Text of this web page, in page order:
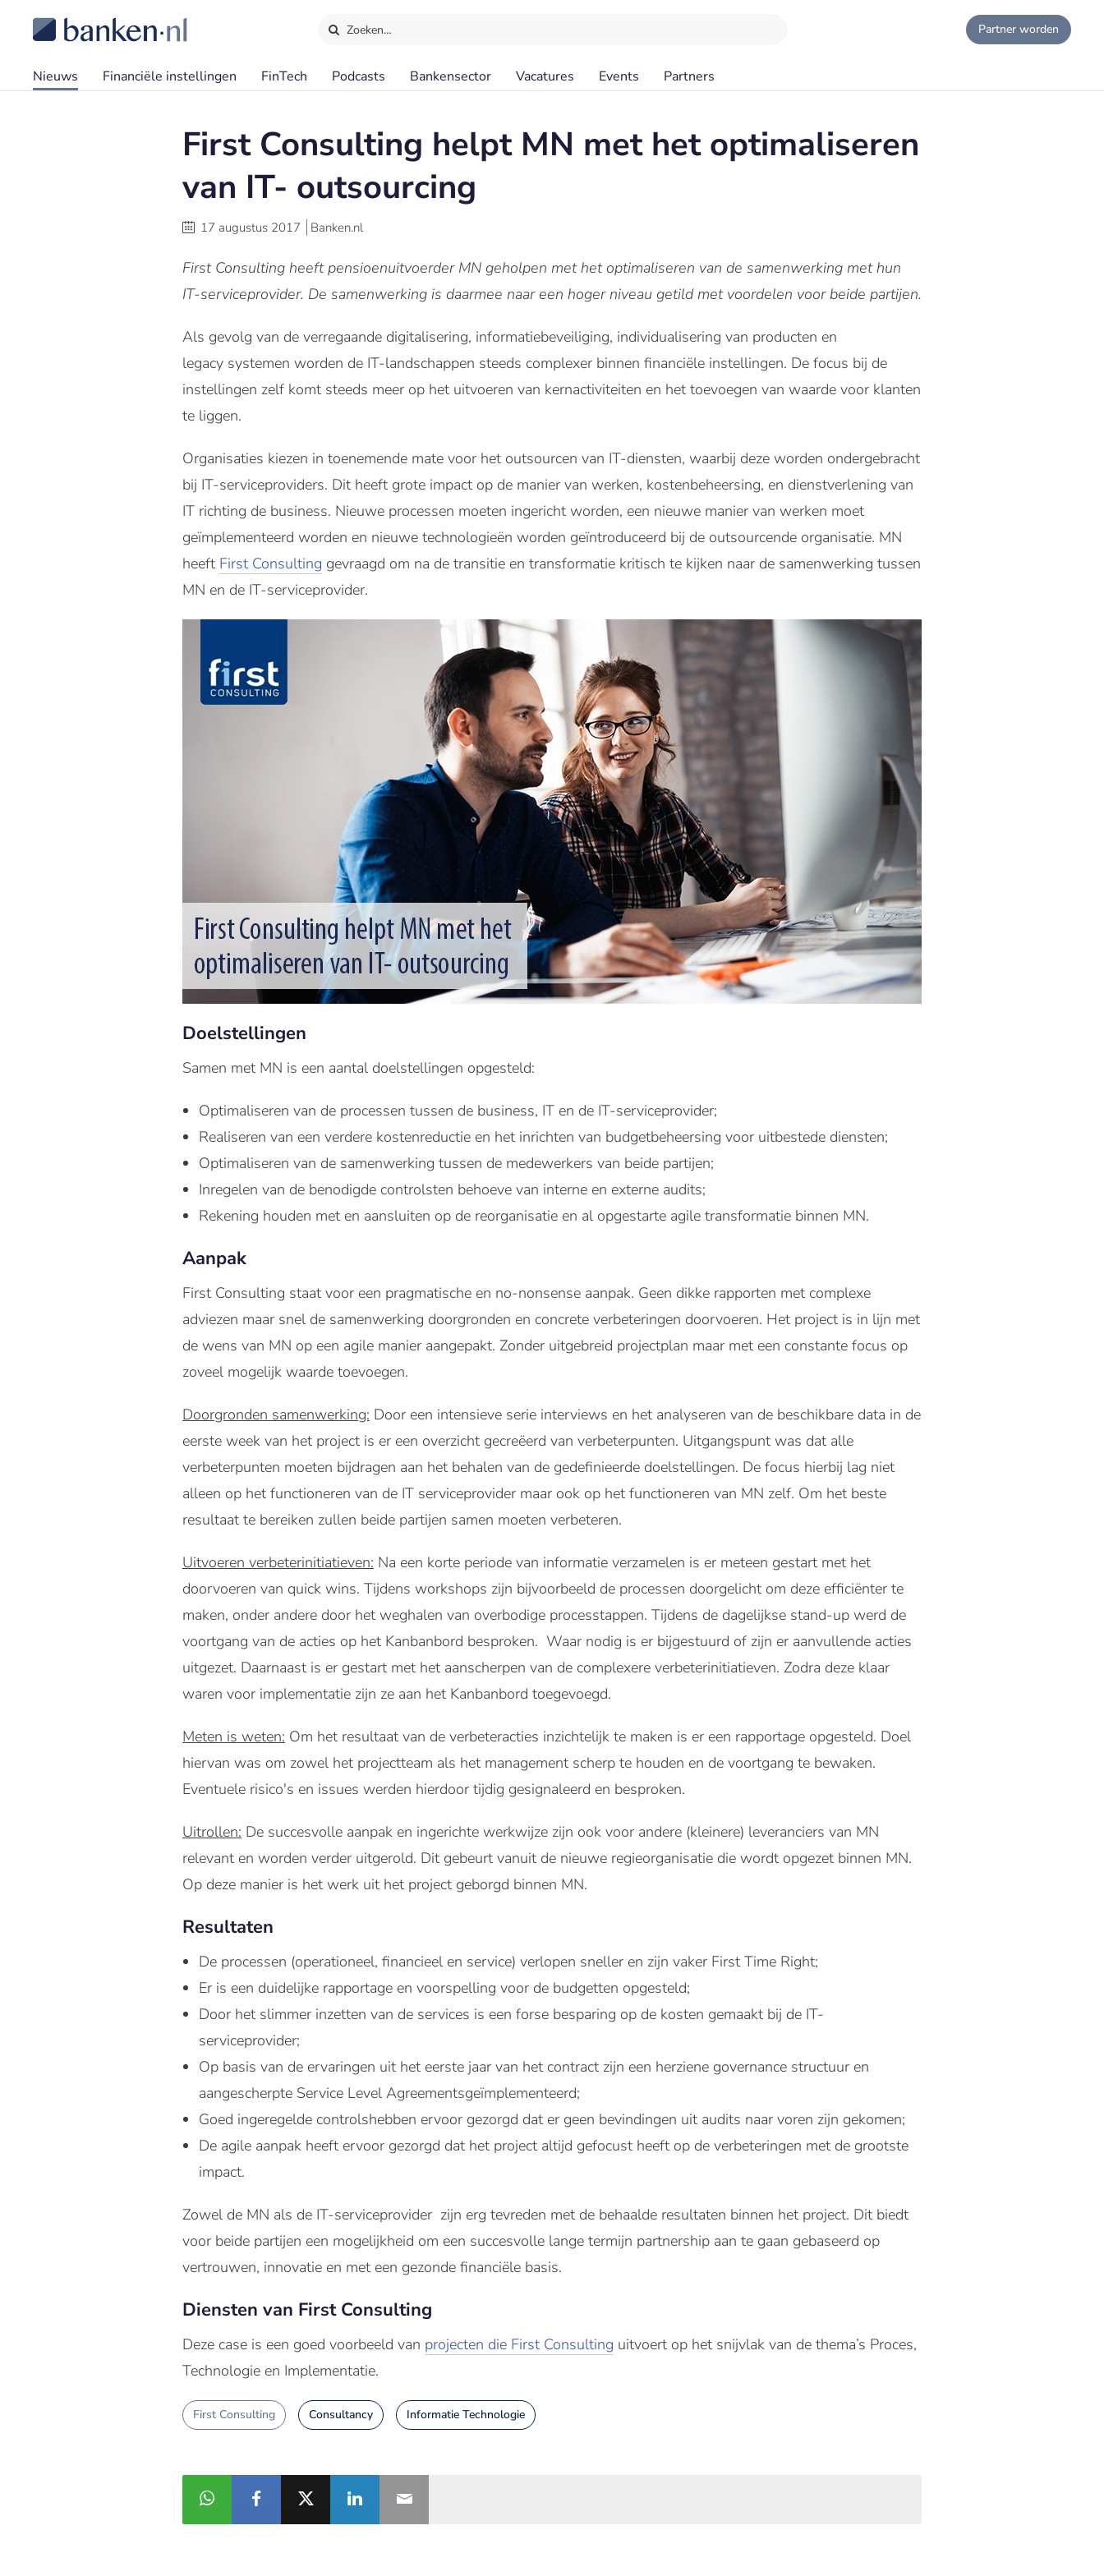
Zoeken… Partner worden
Nieuws Financiële instellingen FinTech Podcasts Bankensector Vacatures Events Partners
First Consulting helpt MN met het optimaliseren
van IT- outsourcing
17 augustus 2017 Banken.nl
First Consulting heeft pensioenuitvoerder MN geholpen met het optimaliseren van de samenwerking met hun
IT-serviceprovider. De samenwerking is daarmee naar een hoger niveau getild met voordelen voor beide partijen.
Als gevolg van de verregaande digitalisering, informatiebeveiliging, individualisering van producten en
legacy systemen worden de IT-landschappen steeds complexer binnen financiële instellingen. De focus bij de
instellingen zelf komt steeds meer op het uitvoeren van kernactiviteiten en het toevoegen van waarde voor klanten
te liggen.
Organisaties kiezen in toenemende mate voor het outsourcen van IT-diensten, waarbij deze worden ondergebracht
bij IT-serviceproviders. Dit heeft grote impact op de manier van werken, kostenbeheersing, en dienstverlening van
IT richting de business. Nieuwe processen moeten ingericht worden, een nieuwe manier van werken moet
geïmplementeerd worden en nieuwe technologieën worden geïntroduceerd bij de outsourcende organisatie. MN
heeft First Consulting gevraagd om na de transitie en transformatie kritisch te kijken naar de samenwerking tussen
MN en de IT-serviceprovider.
Doelstellingen
Samen met MN is een aantal doelstellingen opgesteld:
Optimaliseren van de processen tussen de business, IT en de IT-serviceprovider;
Realiseren van een verdere kostenreductie en het inrichten van budgetbeheersing voor uitbestede diensten;
Optimaliseren van de samenwerking tussen de medewerkers van beide partijen;
Inregelen van de benodigde controlsten behoeve van interne en externe audits;
Rekening houden met en aansluiten op de reorganisatie en al opgestarte agile transformatie binnen MN.
Aanpak
First Consulting staat voor een pragmatische en no-nonsense aanpak. Geen dikke rapporten met complexe
adviezen maar snel de samenwerking doorgronden en concrete verbeteringen doorvoeren. Het project is in lijn met
de wens van MN op een agile manier aangepakt. Zonder uitgebreid projectplan maar met een constante focus op
zoveel mogelijk waarde toevoegen.
Doorgronden samenwerking: Door een intensieve serie interviews en het analyseren van de beschikbare data in de
eerste week van het project is er een overzicht gecreëerd van verbeterpunten. Uitgangspunt was dat alle
verbeterpunten moeten bijdragen aan het behalen van de gedefinieerde doelstellingen. De focus hierbij lag niet
alleen op het functioneren van de IT serviceprovider maar ook op het functioneren van MN zelf. Om het beste
resultaat te bereiken zullen beide partijen samen moeten verbeteren.
Uitvoeren verbeterinitiatieven: Na een korte periode van informatie verzamelen is er meteen gestart met het
doorvoeren van quick wins. Tijdens workshops zijn bijvoorbeeld de processen doorgelicht om deze efficiënter te
maken, onder andere door het weghalen van overbodige processtappen. Tijdens de dagelijkse stand-up werd de
voortgang van de acties op het Kanbanbord besproken. Waar nodig is er bijgestuurd of zijn er aanvullende acties
uitgezet. Daarnaast is er gestart met het aanscherpen van de complexere verbeterinitiatieven. Zodra deze klaar
waren voor implementatie zijn ze aan het Kanbanbord toegevoegd.
Meten is weten: Om het resultaat van de verbeteracties inzichtelijk te maken is er een rapportage opgesteld. Doel
hiervan was om zowel het projectteam als het management scherp te houden en de voortgang te bewaken.
Eventuele risico's en issues werden hierdoor tijdig gesignaleerd en besproken.
Uitrollen: De succesvolle aanpak en ingerichte werkwijze zijn ook voor andere (kleinere) leveranciers van MN
relevant en worden verder uitgerold. Dit gebeurt vanuit de nieuwe regieorganisatie die wordt opgezet binnen MN.
Op deze manier is het werk uit het project geborgd binnen MN.
Resultaten
De processen (operationeel, financieel en service) verlopen sneller en zijn vaker First Time Right;
Er is een duidelijke rapportage en voorspelling voor de budgetten opgesteld;
Door het slimmer inzetten van de services is een forse besparing op de kosten gemaakt bij de IT-
serviceprovider;
Op basis van de ervaringen uit het eerste jaar van het contract zijn een herziene governance structuur en
aangescherpte Service Level Agreementsgeïmplementeerd;
Goed ingeregelde controlshebben ervoor gezorgd dat er geen bevindingen uit audits naar voren zijn gekomen;
De agile aanpak heeft ervoor gezorgd dat het project altijd gefocust heeft op de verbeteringen met de grootste
impact.
Zowel de MN als de IT-serviceprovider zijn erg tevreden met de behaalde resultaten binnen het project. Dit biedt
voor beide partijen een mogelijkheid om een succesvolle lange termijn partnership aan te gaan gebaseerd op
vertrouwen, innovatie en met een gezonde financiële basis.
Diensten van First Consulting
Deze case is een goed voorbeeld van projecten die First Consulting uitvoert op het snijvlak van de thema’s Proces,
Technologie en Implementatie.
First Consulting Consultancy Informatie Technologie